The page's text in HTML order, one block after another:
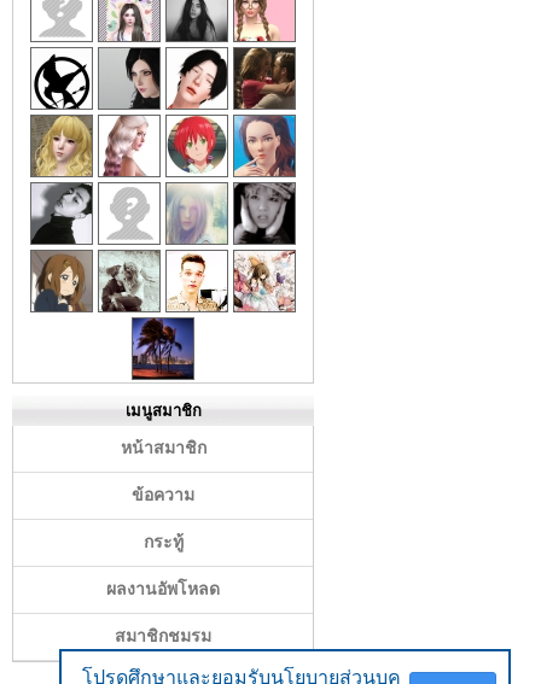
โปรดศึกษาและยอมรับนโยบายส่วนบุค
เมนูสมาชิก
หน้าสมาชิก
ข้อความ
กระทู้
ผลงานอัพโหลด
สมาชิกชมรม
โปรดศึกษาและยอมรับนโยบายส่วนบุค